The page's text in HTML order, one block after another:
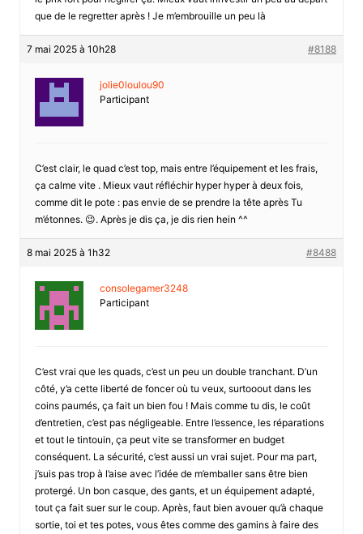
que de le regretter après ! Je m’embrouille un peu là
7 mai 2025 à 10h28 #8188
jolie0loulou90
Participant
C’est clair, le quad c’est top, mais entre l’équipement et les frais,
ça calme vite . Mieux vaut réfléchir hyper hyper à deux fois,
comme dit le pote : pas envie de se prendre la tête après Tu
m’étonnes. 😉. Après je dis ça, je dis rien hein ^^
8 mai 2025 à 1h32 #8488
consolegamer3248
Participant
C’est vrai que les quads, c’est un peu un double tranchant. D’un
côté, y’a cette liberté de foncer où tu veux, surtooout dans les
coins paumés, ça fait un bien fou ! Mais comme tu dis, le coût
d’entretien, c’est pas négligeable. Entre l’essence, les réparations
et tout le tintouin, ça peut vite se transformer en budget
conséquent. La sécurité, c’est aussi un vrai sujet. Pour ma part,
j’suis pas trop à l’aise avec l’idée de m’emballer sans être bien
protergé. Un bon casque, des gants, et un équipement adapté,
tout ça fait suer sur le coup. Après, faut bien avouer qu’à chaque
sortie, toi et tes potes, vous êtes comme des gamins à faire des